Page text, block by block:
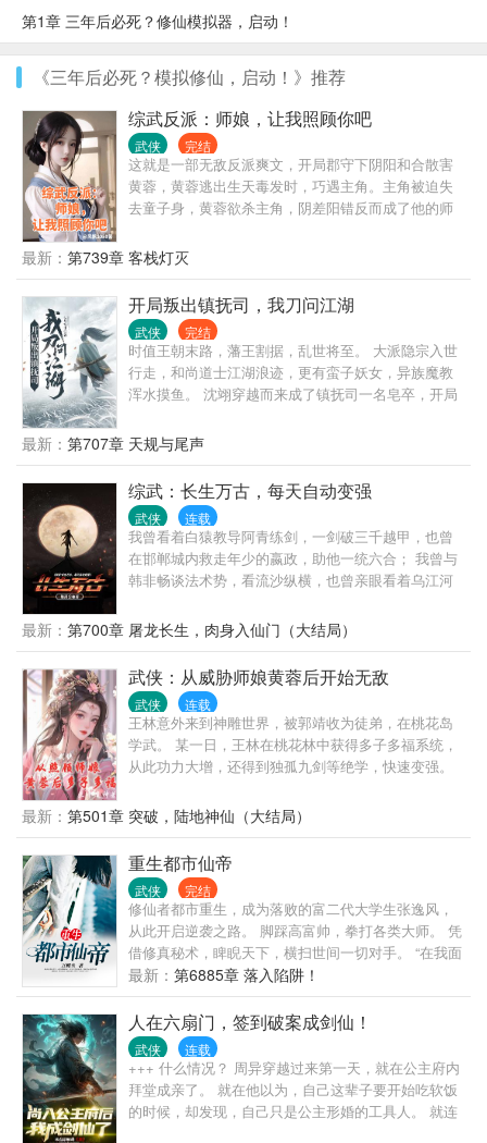
第1章 三年后必死？修仙模拟器，启动！
《三年后必死？模拟修仙，启动！》推荐
综武反派：师娘，让我照顾你吧
武侠 完结
这就是一部无敌反派爽文，开局郡守下阴阳和合散害
黄蓉，黄蓉逃出生天毒发时，巧遇主角。主角被迫失
去童子身，黄蓉欲杀主角，阴差阳错反而成了他的师
阳，接着携师娘北上，先是智取小龙女的玉女心经，
后又挫败赵敏的阴谋，在王语嫣的琅环玉洞中参悟绝
学，开启了制霸天下的道路。 主角的信条是：不服的
杀杀杀，喜欢的都到碗里来，一个别想跑。 书中包括
倚天屠龙记、神雕侠侣、笑傲江湖、天龙八部等。
最新： 第739章 客栈灯灭
开局叛出镇抚司，我刀问江湖
武侠 完结
时值王朝末路，藩王割据，乱世将至。 大派隐宗入世
行走，和尚道士江湖浪迹，更有蛮子妖女，异族魔教
浑水摸鱼。 沈翊穿越而来成了镇抚司一名皂卒，开局
敌，好在他有武道通神系统，诛杀敌寇便能获得潜修
时间。 沈翊喃喃自语； “这世道，正的不正，邪的更
邪！” “让我杀出个朗朗乾坤！”
最新： 第707章 天规与尾声
综武：长生万古，每天自动变强
武侠 连载
我曾看着白猿教导阿青练剑，一剑破三千越甲，也曾
在邯郸城内救走年少的嬴政，助他一统六合； 我曾与
韩非畅谈法术势，看流沙纵横，也曾亲眼看着乌江河
看日月当空，女皇登位； 我曾见证传鹰骑白马破碎虚
空，也曾与诸葛神侯坐而论道； 我曾品尝桃花岛少女
第一次下厨的美味，也曾看白衣龙女月夜轻舞； 我曾
和陆小凤浪荡江湖，也曾与小李探花一醉方休；
.......... 李惊蝉穿越武侠世界，得到系统长生不老，且
每日肉身自动变强，他行走在时空长河，看遍武林一
代代豪杰沉浮，蓦然回首，沧海桑田，故友不在，唯
我长存世间。
最新： 第700章 屠龙长生，肉身入仙门（大结局）
武侠：从威胁师娘黄蓉后开始无敌
武侠 连载
王林意外来到神雕世界，被郭靖收为徒弟，在桃花岛
学武。 某一日，王林在桃花林中获得多子多福系统，
从此功力大增，还得到独孤九剑等绝学，快速变强。
教训尹志平、丘处机等牛笔老道，入古墓跟小龙女、
李莫愁交朋友。 跟黄药师、欧阳锋、洪七公、周伯通
等绝顶高切磋武艺，震惊众人。 并行侠仗义，击杀霍
都、打败金轮法王和蒙古大军，为大宋武林、百姓造
福。 还有天龙、倚天、笑傲、天下第一等武侠世界，
非常精彩，不要错过。
最新： 第501章 突破，陆地神仙（大结局）
重生都市仙帝
武侠 完结
修仙者都市重生，成为落败的富二代大学生张逸风，
从此开启逆袭之路。 脚踩高富帅，拳打各类大师。 凭
借修真秘术，睥睨天下，横扫世间一切对手。 “在我面
前，无人敢嚣张，因为敢对我嚣张的人，都不会有以
后。” “在我面前，哪怕是高高在上的女王也要低下头
颅。不然，头上永不会有王冠。”
最新： 第6885章 落入陷阱！
人在六扇门，签到破案成剑仙！
武侠 连载
+++ 什么情况？ 周异穿越过来第一天，就在公主府内
拜堂成亲了。 就在他以为，自己这辈子要开始吃软饭
的时候，却发现，自己只是公主形婚的工具人。 就连